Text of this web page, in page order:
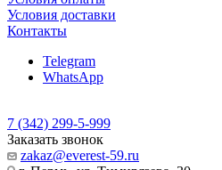
Условия доставки
Контакты
Telegram
WhatsApp
7 (342) 299-5-999
Заказать звонок
zakaz@everest-59.ru